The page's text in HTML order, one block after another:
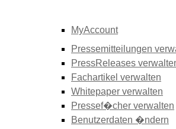
MyAccount
Pressemitteilungen
PressReleases
Fachartikel verwalten
Whitepaper verwalten
Pressef�cher verwalten
Benutzerdaten �ndern